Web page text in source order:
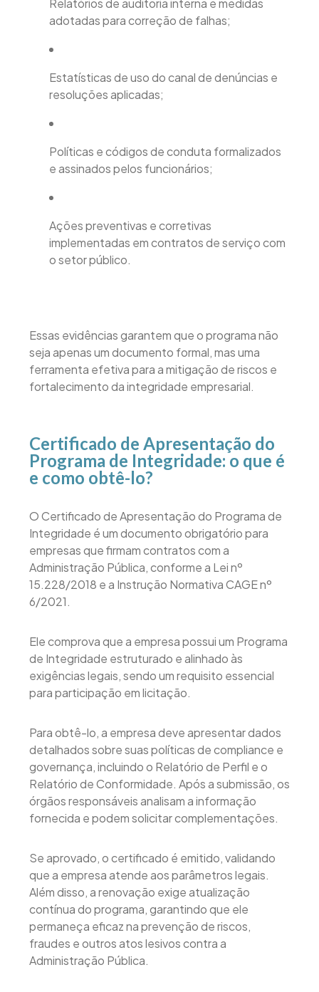
Relatórios de auditoria interna e medidas
adotadas para correção de falhas;
Estatísticas de uso do canal de denúncias e
resoluções aplicadas;
Políticas e códigos de conduta formalizados
e assinados pelos funcionários;
Ações preventivas e corretivas
implementadas em contratos de serviço com
o setor público.
Essas evidências garantem que o programa não
seja apenas um documento formal, mas uma
ferramenta efetiva para a mitigação de riscos e
fortalecimento da integridade empresarial.
Certificado de Apresentação do
Programa de Integridade: o que é
e como obtê-lo?
O Certificado de Apresentação do Programa de
Integridade é um documento obrigatório para
empresas que firmam contratos com a
Administração Pública, conforme a Lei nº
15.228/2018 e a Instrução Normativa CAGE nº
6/2021.
Ele comprova que a empresa possui um Programa
de Integridade estruturado e alinhado às
exigências legais, sendo um requisito essencial
para participação em licitação.
Para obtê-lo, a empresa deve apresentar dados
detalhados sobre suas políticas de compliance e
governança, incluindo o Relatório de Perfil e o
Relatório de Conformidade. Após a submissão, os
órgãos responsáveis analisam a informação
fornecida e podem solicitar complementações.
Se aprovado, o certificado é emitido, validando
que a empresa atende aos parâmetros legais.
Além disso, a renovação exige atualização
contínua do programa, garantindo que ele
permaneça eficaz na prevenção de riscos,
fraudes e outros atos lesivos contra a
Administração Pública.